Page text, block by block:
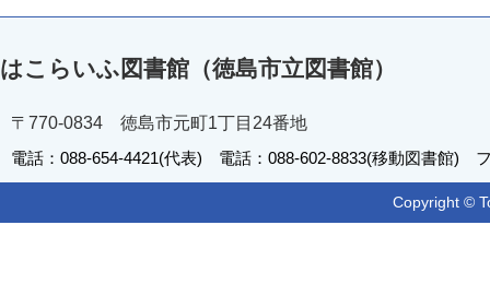
はこらいふ図書館（徳島市立図書館）
〒770-0834 徳島市元町1丁目24番地
電話：088-654-4421(代表) 電話：088-602-8833(移動図書館)
Copyright ©